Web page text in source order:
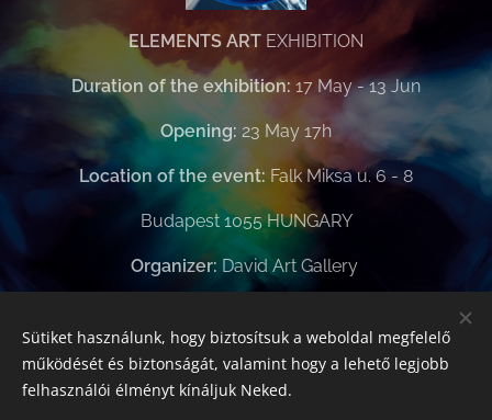
ELEMENTS ART EXHIBITION
Duration of the exhibition: 17 May - 13 Jun
Opening: 23 May 17h
Location of the event: Falk Miksa u. 6 - 8
Budapest 1055 HUNGARY
Organizer: David Art Gallery
Share
Sütiket használunk, hogy biztosítsuk a weboldal megfelelő
működését és biztonságát, valamint hogy a lehető legjobb
felhasználói élményt kínáljuk Neked.